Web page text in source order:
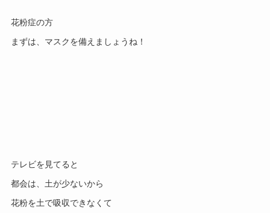
花粉症の方
まずは、マスクを備えましょうね！
テレビを見てると
都会は、土が少ないから
花粉を土で吸収できなくて